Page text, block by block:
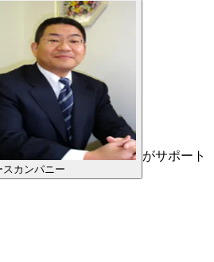
カンパニー
がサポート